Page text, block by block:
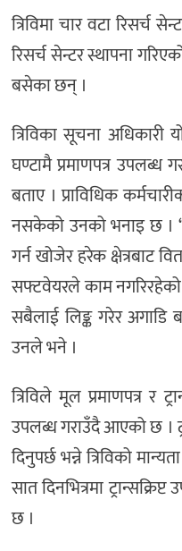
त्रिविमा चार वटा रिसर्च
रिसर्च सेन्टर स्थापना
बसेका छन् ।
त्रिविका सूचना अधिकारी
घण्टामै प्रमाणपत्र उपलब्ध
बताए । प्राविधिक
नसकेको उनको भनाइ छ ।
गर्न खोजेर हरेक क्षेत्रबाट
सफ्टवेयरले काम नगरिरहेको
सबैलाई लिङ्क गरेर अगाडि
उनले भने ।
त्रिविले मूल प्रमाणपत्र र
उपलब्ध गराउँदै आएको छ ।
दिनुपर्छ भन्ने त्रिविको
सात दिनभित्रमा
छ ।